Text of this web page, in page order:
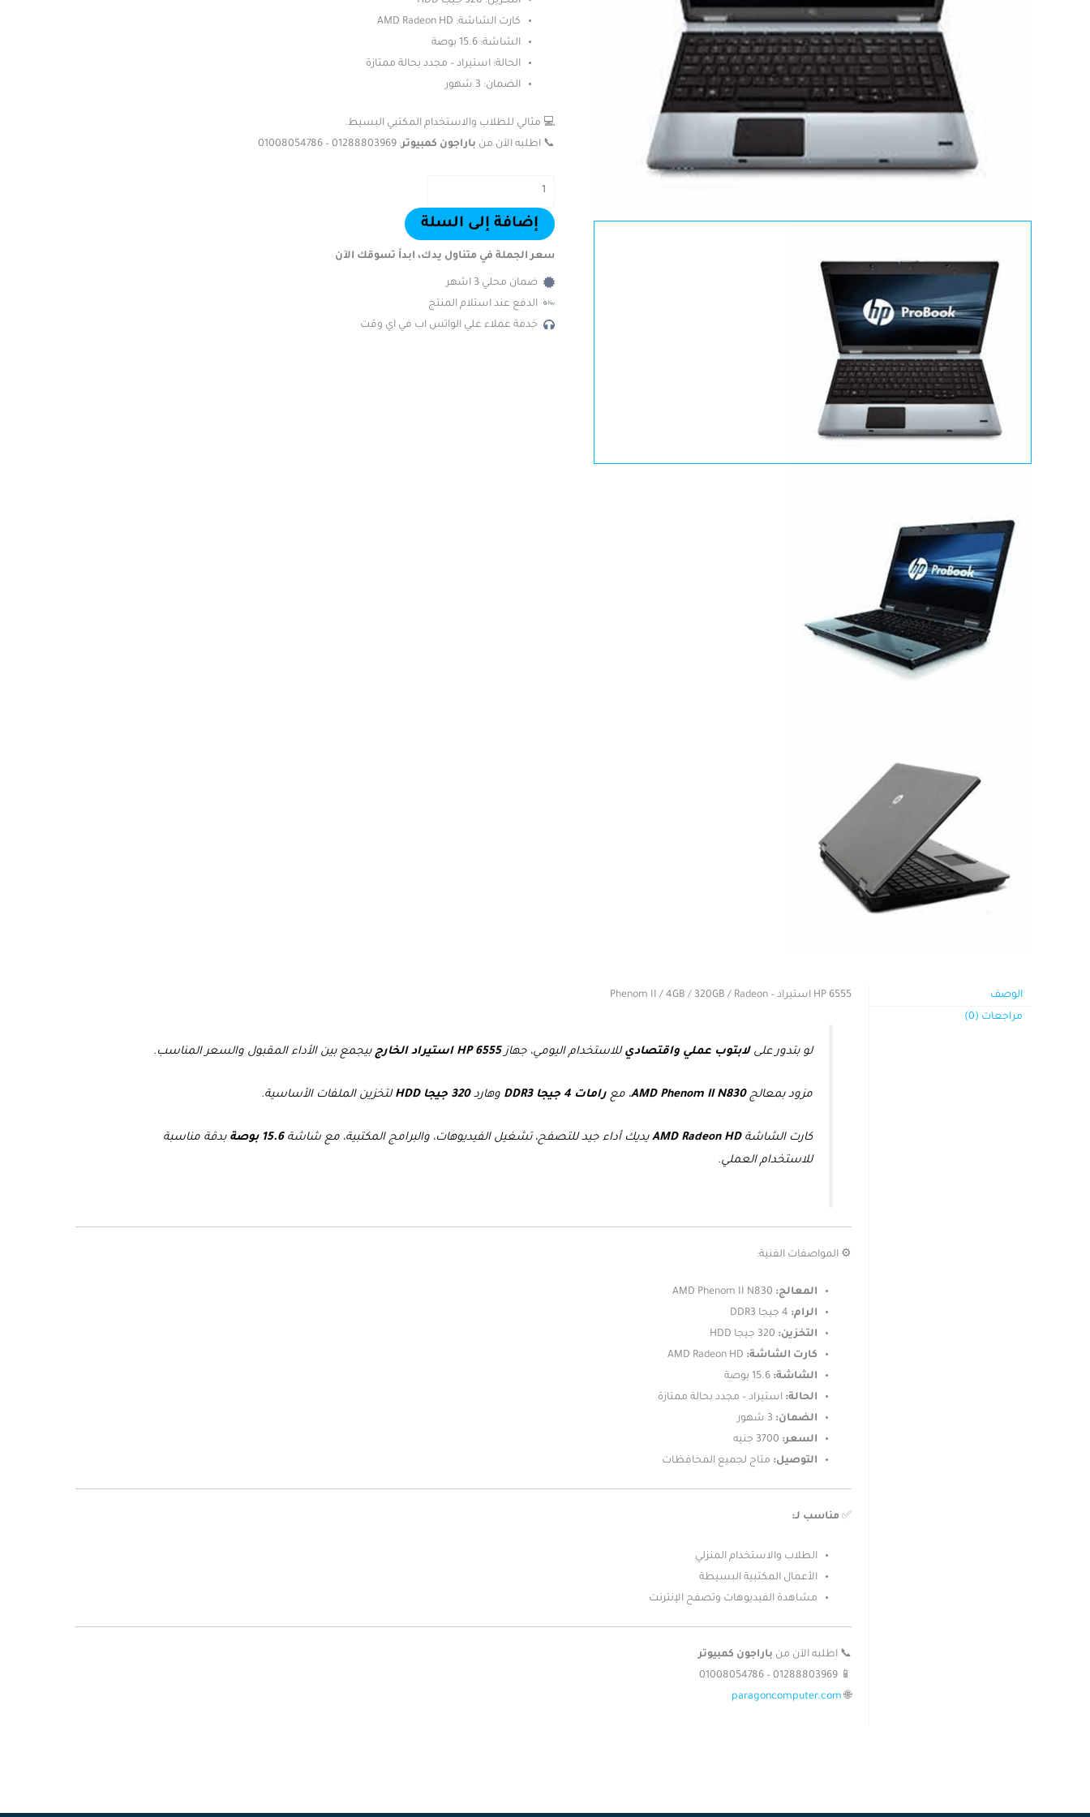
كارت الشاشة: AMD Radeon HD
الشاشة: 15.6 بوصة
الحالة: استيراد – مجدد بحالة ممتازة
الضمان: 3 شهور
💻 مثالي للطلاب والاستخدام المكتبي البسيط.
📞 اطلبه الآن من باراجون كمبيوتر: 01288803969 – 01008054786
إضافة إلى السلة
سعر الجملة في متناول يدك، ابدأ تسوقك الآن
ضمان محلي 3 اشهر
الدفع عند استلام المنتج
خدمة عملاء علي الواتس اب في اي وقت
الوصف
مراجعات (0)
HP 6555 استيراد – Phenom II / 4GB / 320GB / Radeon
لو بتدور علىلابتوب عملي واقتصادي للاستخدام اليومي، جهازHP 6555 استيراد الخارج بيجمع بين الأداء المقبول والسعر المناسب.
مزود بمعالجAMD Phenom II N830، معرامات 4 جيجا DDR3 وهارد320 جيجا HDD لتخزين الملفات الأساسية.
كارت الشاشةAMD Radeon HD يديك أداء جيد للتصفح، تشغيل الفيديوهات، والبرامج المكتبية، مع شاشة15.6 بوصة
بدقة مناسبة
للاستخدام العملي.
⚙️ المواصفات الفنية:
المعالج:
الرام:
التخزين:
كارت الشاشة:
الشاشة:
الحالة: استيراد – مجدد بحالة ممتازة
الضمان:
السعر:
التوصيل: متاح لجميع المحافظات
✅ مناسب لـ:
الطلاب والاستخدام المنزلي
الأعمال المكتبية البسيطة
مشاهدة الفيديوهات وتصفح الإنترنت
📞 اطلبه الآن من باراجون كمبيوتر
📱 01288803969 – 01008054786
🌐
paragoncomputer.com